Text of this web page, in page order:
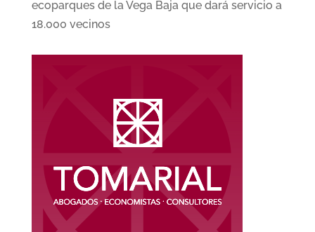
ecoparques de la Vega Baja que dará servicio a
18.000 vecinos